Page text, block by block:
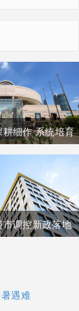
细作 系统培育
产业
调控新政落地
槛降至一年
遇难